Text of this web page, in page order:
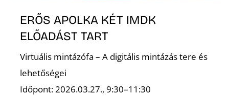
ERŐS APOLKA KÉT IMDK
ELŐADÁST TART
Virtuális mintázófa – A digitális mintázás tere és
lehetőségei
Időpont: 2026.03.27., 9:30–11:30